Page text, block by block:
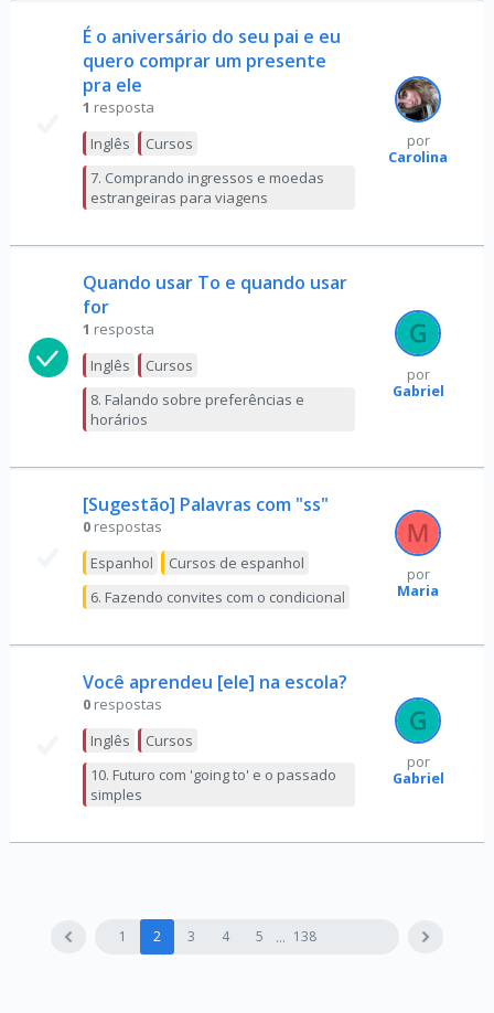
É o aniversário do seu pai e eu
quero comprar um presente
pra ele
1 resposta
Inglês
Cursos
7. Comprando ingressos e moedas
estrangeiras para viagens
por
Carolina
Quando usar To e quando usar
for
1 resposta
Inglês
Cursos
8. Falando sobre preferências e
horários
por
Gabriel
[Sugestão] Palavras com "ss"
0 respostas
Espanhol
Cursos de espanhol
6. Fazendo convites com o condicional
por
Maria
Você aprendeu [ele] na escola?
0 respostas
Inglês
Cursos
10. Futuro com 'going to' e o passado
simples
por
Gabriel
1 2 3 4 5 138